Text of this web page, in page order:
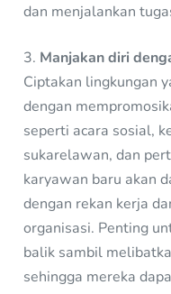
dan menjalankan
3. Manjakan diri
Ciptakan lingkungan
dengan
seperti acara sosial,
sukarelawan, dan
karyawan baru akan
dengan rekan kerja
organisasi. Penting
balik sambil
sehingga mereka